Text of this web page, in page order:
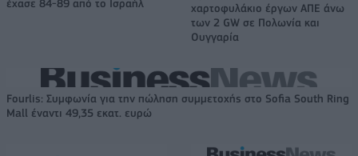
έχασε 84-89 από το Ισραήλ
χαρτοφυλάκιο έργων ΑΠΕ άνω
των 2 GW σε Πολωνία και
Ουγγαρία
Fourlis: Συμφωνία για την πώληση συμμετοχής στο Sofia South Ring
Mall έναντι 49,35 εκατ. ευρώ